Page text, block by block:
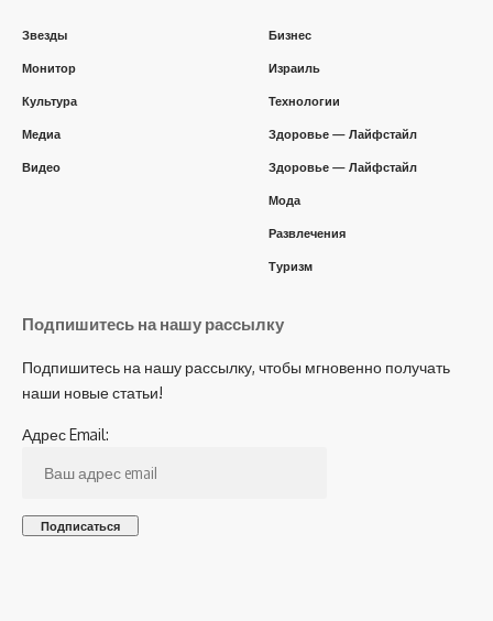
Звезды
Монитор
Культура
Медиа
Видео
Бизнес
Израиль
Технологии
Здоровье — Лайфстайл
Здоровье — Лайфстайл
Мода
Развлечения
Туризм
Подпишитесь на нашу рассылку
Подпишитесь на нашу рассылку, чтобы мгновенно получать
наши новые статьи!
Адрес Email: